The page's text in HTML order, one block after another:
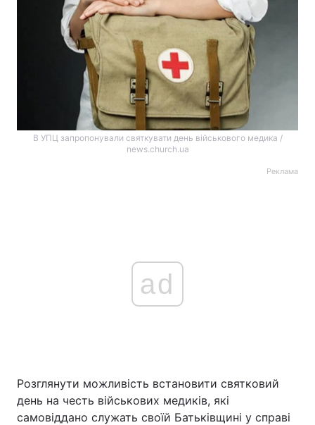
В УПЦ запропонували святкувати день військового медика /
news.church.ua
Реклама
ad
Розглянути можливість встановити святковий
день на честь військових медиків, які
самовіддано служать своїй Батьківщині у справі